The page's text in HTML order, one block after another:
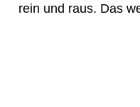
rein und raus. Das